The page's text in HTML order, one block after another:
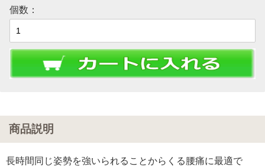
個数：
商品説明
長時間同じ姿勢を強いられることからくる腰痛に最適で